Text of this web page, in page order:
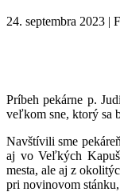
24. septembra 2023 |
Príbeh pekárne p.
veľkom sne, ktorý sa
Navštívili sme
aj vo Veľkých
mesta, ale aj z
pri novinovom